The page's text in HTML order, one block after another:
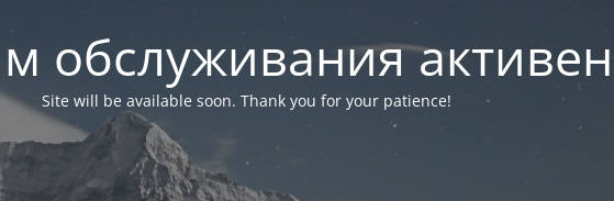
обслуживания активен
Site will be available soon. Thank you for your patience!